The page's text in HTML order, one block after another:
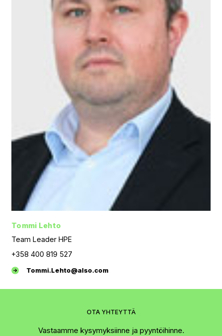
Tommi Lehto
Team Leader HPE
+358 400 819 527
Tommi.Lehto@also.com
OTA YHTEYTTÄ
Vastaamme kysymyksiinne ja pyyntöihinne.